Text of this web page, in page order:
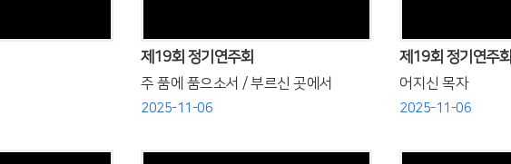
제19회 정기연주회
주 품에 품으소서 / 부르신 곳에서
2025-11-06
제19회 정기연주회
어지신 목자
2025-11-06